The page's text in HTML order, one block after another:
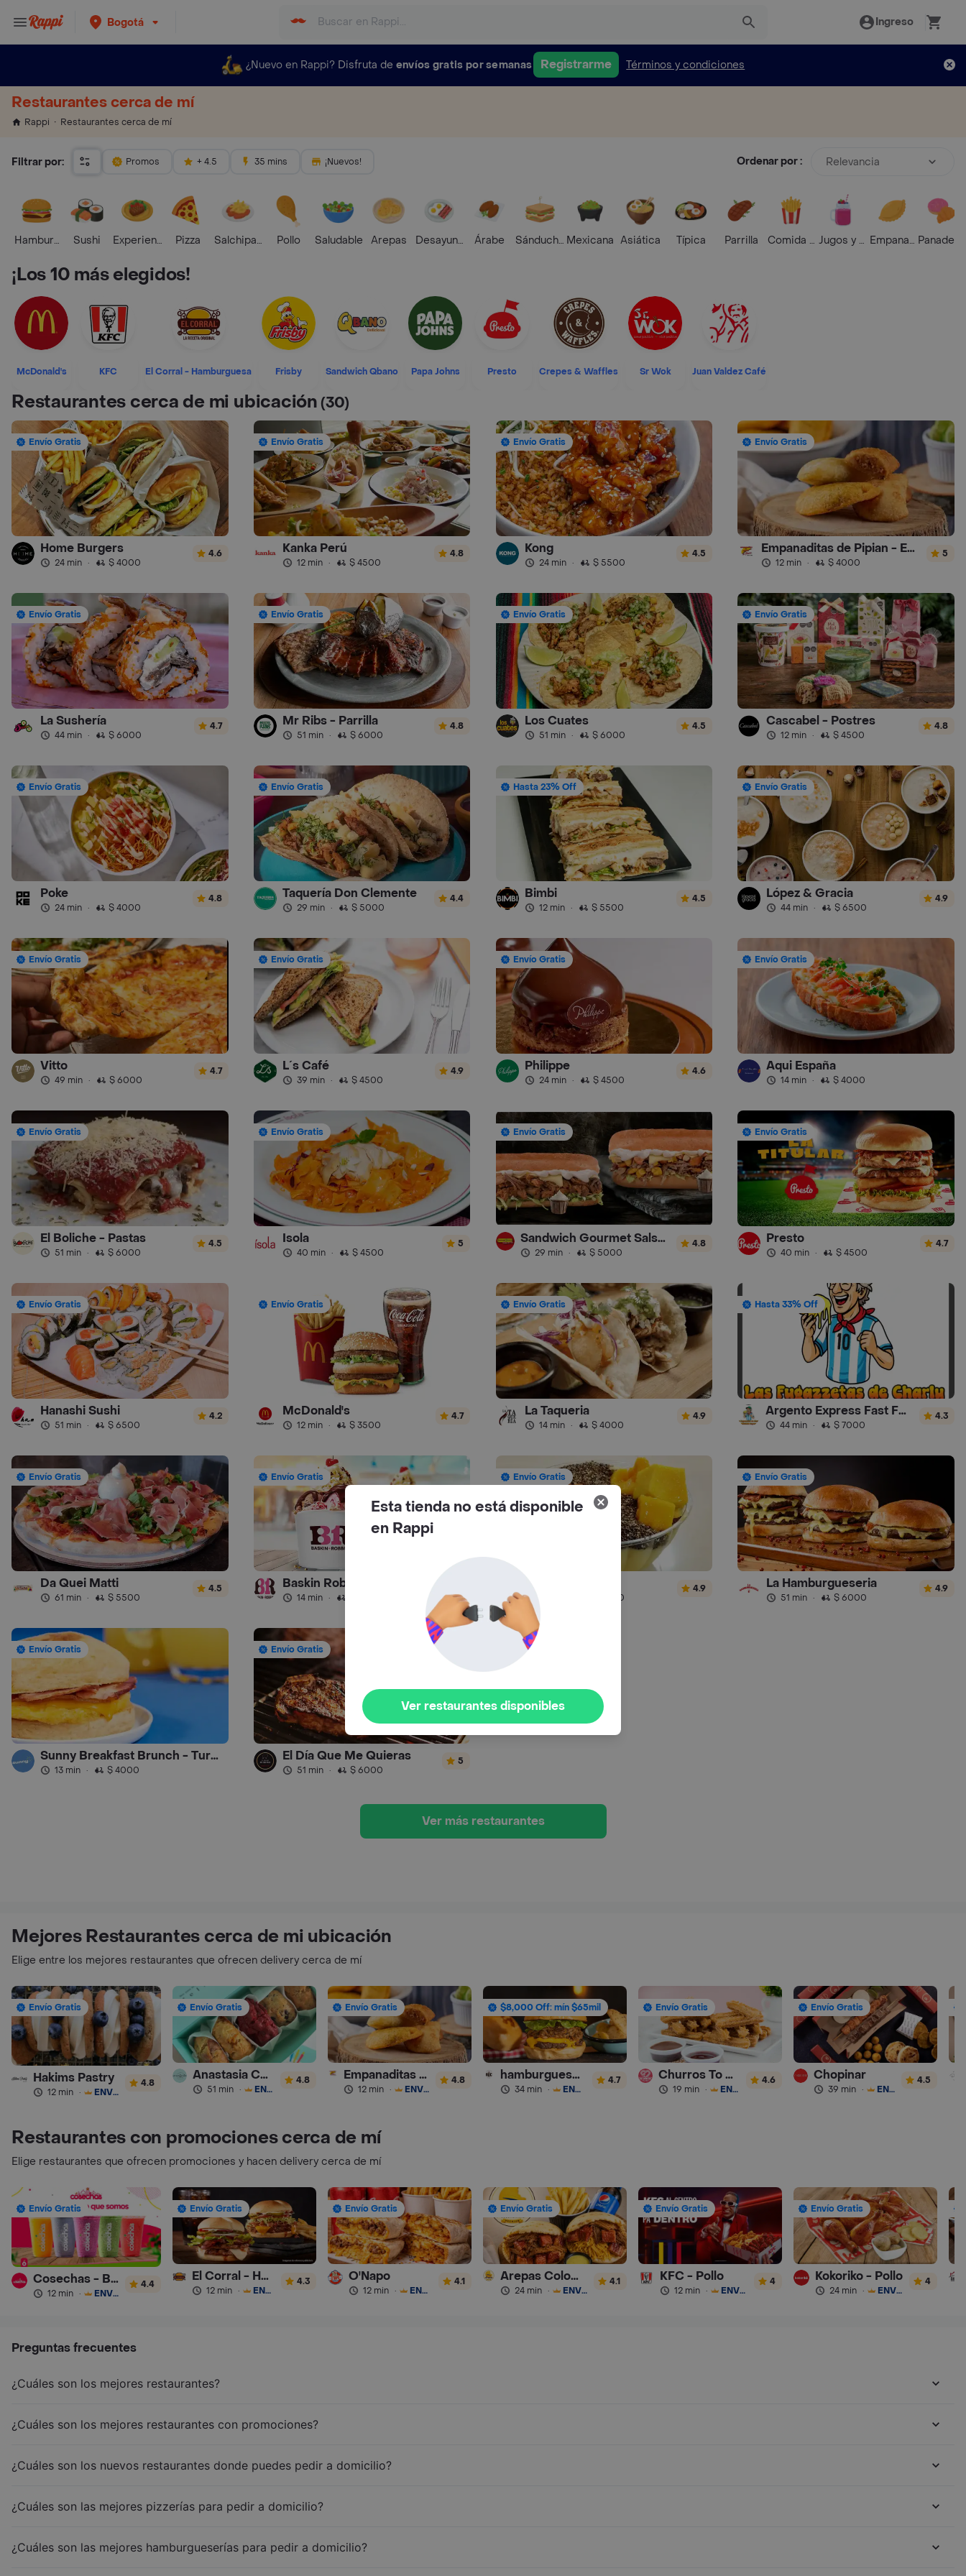
Bogotá Ingreso
¿Nuevo en Rappi? Disfruta de envíos gratis por semanas Registrarme Términos y condiciones
Restaurantes cerca de mí
Rappi Restaurantes cerca de mí
Filtrar por: Promos + 4.5 35 mins ¡Nuevos! Ordenar por : Relevancia
HamburguesaSushi Experiencias Foodies
Pizza Salchipapas Pollo Saludable Arepas Desayunos Árabe SánduchesMexicana Asiática Típica Parrilla Comida RápidaJugos y BatidosEmpanadasPanadería
¡Los 10 más elegidos!
McDonald's KFC El Corral - Hamburguesa Frisby Sandwich Qbano Papa Johns Presto Crepes & Waffles Sr Wok Juan Valdez Café
Restaurantes cerca de mi ubicación(30)
Envío Gratis
Home Burgers
24 min · $ 4000
4.6
Envío Gratis
Kanka Perú
12 min · $ 4500
4.8
Envío Gratis
Kong
24 min · $ 5500
4.5
Envío Gratis
Empanaditas de Pipian - Empanadas
12 min · $ 4000
5
Envío Gratis
La Sushería
44 min · $ 6000
4.7
Envío Gratis
Mr Ribs - Parrilla
51 min · $ 6000
4.8
Envío Gratis
Los Cuates
51 min · $ 6000
4.5
Envío Gratis
Cascabel - Postres
12 min · $ 4500
4.8
Envío Gratis
Poke
24 min · $ 4000
4.8
Envío Gratis
Taquería Don Clemente
29 min · $ 5000
4.4
Hasta 23% Off
Bimbi
12 min · $ 5500
4.5
Envío Gratis
López & Gracia
44 min · $ 6500
4.9
Envío Gratis
Vitto
49 min · $ 6000
4.7
Envío Gratis
L´s Café
39 min · $ 4500
4.9
Envío Gratis
Philippe
24 min · $ 4500
4.6
Envío Gratis
Aqui España
14 min · $ 4000
Envío Gratis
El Boliche - Pastas
51 min · $ 6000
4.5
Envío Gratis
Isola
40 min · $ 4500
5
Envío Gratis
Sandwich Gourmet Salsa de Ajo
29 min · $ 5000
4.8
Envío Gratis
Presto
40 min · $ 4500
4.7
Envío Gratis
Hanashi Sushi
51 min · $ 6500
4.2
Envío Gratis
McDonald's
12 min · $ 3500
4.7
Envío Gratis
La Taqueria
14 min · $ 4000
4.9
Hasta 33% Off
Argento Express Fast Food
44 min · $ 7000
4.3
Envío Gratis
Da Quei Matti
61 min · $ 5500
4.5
Envío Gratis
Baskin Robbins
14 min ·
Envío Gratis
Juice Place
$ 6500
4.9
Envío Gratis
La Hamburgueseria
51 min · $ 6000
4.9
Envío Gratis
Sunny Breakfast Brunch - Turbo
13 min · $ 4000
Envío Gratis
El Día Que Me Quieras
51 min · $ 6000
5
Ver más restaurantes
Mejores Restaurantes cerca de mi ubicación
Elige entre los mejores restaurantes que ofrecen delivery cerca de mí
Envío Gratis
Hakims Pastry
12 min · ENVÍO GRATIS
4.8
Envío Gratis
Anastasia Cookies
51 min · ENVÍO GRATIS
4.8
Envío Gratis
Empanaditas de Pipian - Empanadas
12 min · ENVÍO GRATIS
4.8
$8,000 Off: mín $65mil
hamburguesas Rustica (RDC)
34 min · ENVÍO GRATIS
4.7
Envío Gratis
Churros To Go
19 min · ENVÍO GRATIS
4.6
Envío Gratis
Chopinar
39 min · ENVÍO GRATIS
4.5
Restaurantes con promociones cerca de mí
Elige restaurantes que ofrecen promociones y hacen delivery cerca de mí
Envío Gratis
Cosechas - Batidos
12 min · ENVÍO GRATIS
4.4
Envío Gratis
El Corral - Hamburguesa
12 min · ENVÍO GRATIS
4.3
Envío Gratis
O'Napo
12 min · ENVÍO GRATIS
4.1
Envío Gratis
Arepas Colombianas Premium
24 min · ENVÍO GRATIS
4.1
Envío Gratis
KFC - Pollo
12 min · ENVÍO GRATIS
4
Envío Gratis
Kokoriko - Pollo
24 min · ENVÍO GRATIS
4
Preguntas frecuentes
¿Cuáles son los mejores restaurantes?
¿Cuáles son los mejores restaurantes con promociones?
¿Cuáles son los nuevos restaurantes donde puedes pedir a domicilio?
¿Cuáles son las mejores pizzerías para pedir a domicilio?
¿Cuáles son las mejores hamburgueserías para pedir a domicilio?
Esta tienda no está disponible
en Rappi
Ver restaurantes disponibles